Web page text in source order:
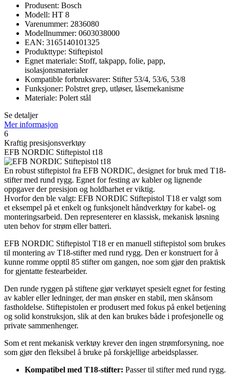
Produsent: Bosch
Modell: HT 8
Varenummer: 2836080
Modellnummer: 0603038000
EAN: 3165140101325
Produkttype: Stiftepistol
Egnet materiale: Stoff, takpapp, folie, papp,
isolasjonsmaterialer
Kompatible forbruksvarer: Stifter 53/4, 53/6, 53/8
Funksjoner: Polstret grep, utløser, låsemekanisme
Materiale: Polert stål
Se detaljer
Mer informasjon
6
Kraftig presisjonsverktøy
EFB NORDIC Stiftepistol t18
En robust stiftepistol fra EFB NORDIC, designet for bruk med T18-
stifter med rund rygg. Egnet for festing av kabler og lignende
oppgaver der presisjon og holdbarhet er viktig.
Hvorfor den ble valgt: EFB NORDIC Stiftepistol T18 er valgt som
et eksempel på et enkelt og funksjonelt håndverktøy for kabel- og
monteringsarbeid. Den representerer en klassisk, mekanisk løsning
uten behov for strøm eller batteri.
EFB NORDIC Stiftepistol T18 er en manuell stiftepistol som brukes
til montering av T18-stifter med rund rygg. Den er konstruert for å
kunne romme opptil 85 stifter om gangen, noe som gjør den praktisk
for gjentatte festearbeider.
Den runde ryggen på stiftene gjør verktøyet spesielt egnet for festing
av kabler eller ledninger, der man ønsker en stabil, men skånsom
fastholdelse. Stiftepistolen er produsert med fokus på enkel betjening
og solid konstruksjon, slik at den kan brukes både i profesjonelle og
private sammenhenger.
Som et rent mekanisk verktøy krever den ingen strømforsyning, noe
som gjør den fleksibel å bruke på forskjellige arbeidsplasser.
Kompatibel med T18-stifter: Passer til stifter med rund rygg.